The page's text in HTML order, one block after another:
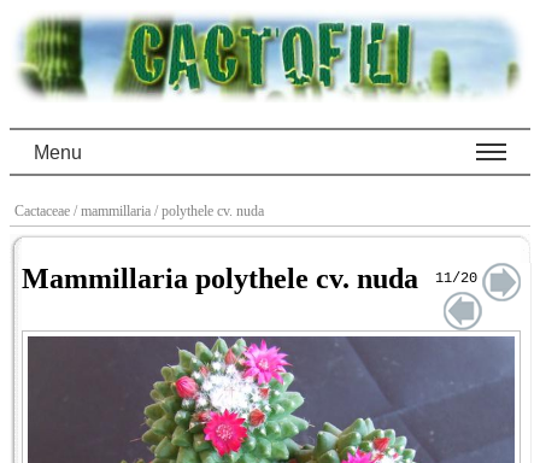
Menu
Cactaceae / mammillaria / polythele cv. nuda
Mammillaria polythele cv. nuda 11/20